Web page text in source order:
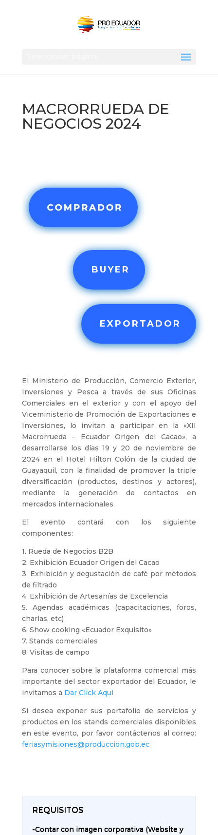
MACRORRUEDA DE
NEGOCIOS 2024
BUYER
EXPORTADOR
El Ministerio de Producción, Comercio Exterior,
Inversiones y Pesca a través de sus Oficinas
Comerciales en el exterior y con el apoyo del
Viceministerio de Promoción de Exportaciones e
Inversiones, lo invitan a participar en la «XII
Macrorrueda – Ecuador Origen del Cacao», a
desarrollarse los días 19 y 20 de noviembre de
2024 en el Hotel Hilton Colón de la ciudad de
Guayaquil, con la finalidad de promover la triple
diversificación (productos, destinos y actores),
mediante la generación de contactos en
mercados internacionales.
El evento contará con los siguiente
componentes:
1. Rueda de Negocios B2B
2. Exhibición Ecuador Origen del Cacao
3. Exhibición y degustación de café por métodos
de filtrado
4. Exhibición de Artesanías de Excelencia
5. Agendas académicas (capacitaciones, foros,
charlas, etc)
6. Show cooking «Ecuador Exquisito»
7. Stands comerciales
8. Visitas de campo
Para conocer sobre la plataforma comercial más
importante del sector exportador del Ecuador, le
invitamos a Dar Click Aquí
Si desea exponer sus portafolio de servicios y
productos en los stands comerciales disponibles
en este evento, por favor contáctenos al correo:
feriasymisiones@produccion.gob.ec
REQUISITOS
-Contar con imagen corporativa (Website y